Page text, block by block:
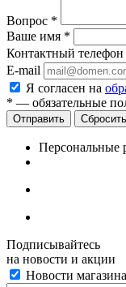
Вопрос *
Ваше имя *
Контактный телефон
E-mail
Я согласен на
* — обязательные
Сбросить
Персональные
Подписывайтесь
на новости и акции
Новости магазина